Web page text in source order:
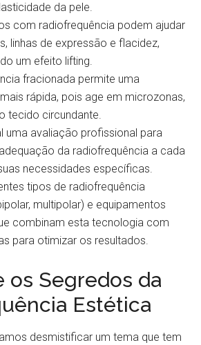
da pele.
com radiofrequência podem ajudar
linhas de expressão e flacidez,
um efeito lifting.
fracionada permite uma
rápida, pois age em microzonas,
tecido circundante.
uma avaliação profissional para
da radiofrequência a cada
necessidades específicas.
tipos de radiofrequência
multipolar) e equipamentos
combinam esta tecnologia com
para otimizar os resultados.
os Segredos da
Estética
desmistificar um tema que tem